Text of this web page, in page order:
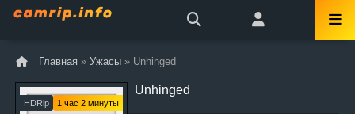
Главная » Ужасы » Unhinged
HDRip 1 час 2 минуты
Unhinged